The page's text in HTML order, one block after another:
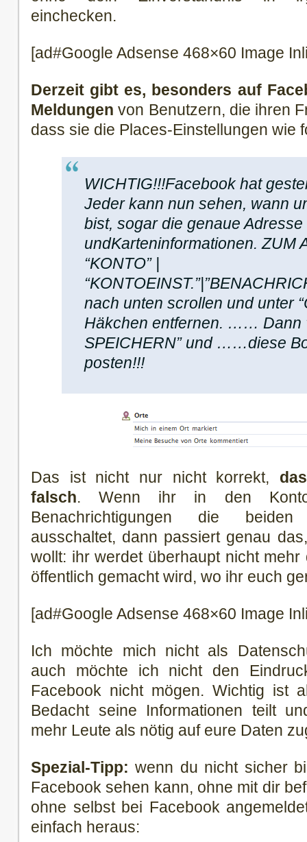
einchecken.
[ad#Google Adsense 468×60 Image
Derzeit gibt es, besonders auf
Meldungen von Benutzern, die ihren
dass sie die Places-Einstellungen wie
WICHTIG!!!Facebook hat
Jeder kann nun sehen, wann
bist, sogar die genaue Adresse
undKarteninformationen. ZUM
“KONTO” |
nach unten scrollen und unter
Häkchen entfernen. …… Dann
SPEICHERN” und ……diese
posten!!!
Das ist nicht nur nicht korrekt,
falsch. Wenn ihr in den
Benachrichtigungen die
ausschaltet, dann passiert genau
wollt: ihr werdet überhaupt nicht
öffentlich gemacht wird, wo ihr euch
[ad#Google Adsense 468×60 Image
Ich möchte mich nicht als
auch möchte ich nicht den
Facebook nicht mögen. Wichtig ist
Bedacht seine Informationen teilt
mehr Leute als nötig auf eure Daten
Spezial-Tipp: wenn du nicht sicher
Facebook sehen kann, ohne mit dir
ohne selbst bei Facebook
einfach heraus: